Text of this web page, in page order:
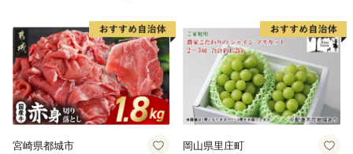
宮崎県都城市 岡山県里庄町